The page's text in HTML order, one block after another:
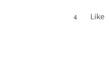
Like
4